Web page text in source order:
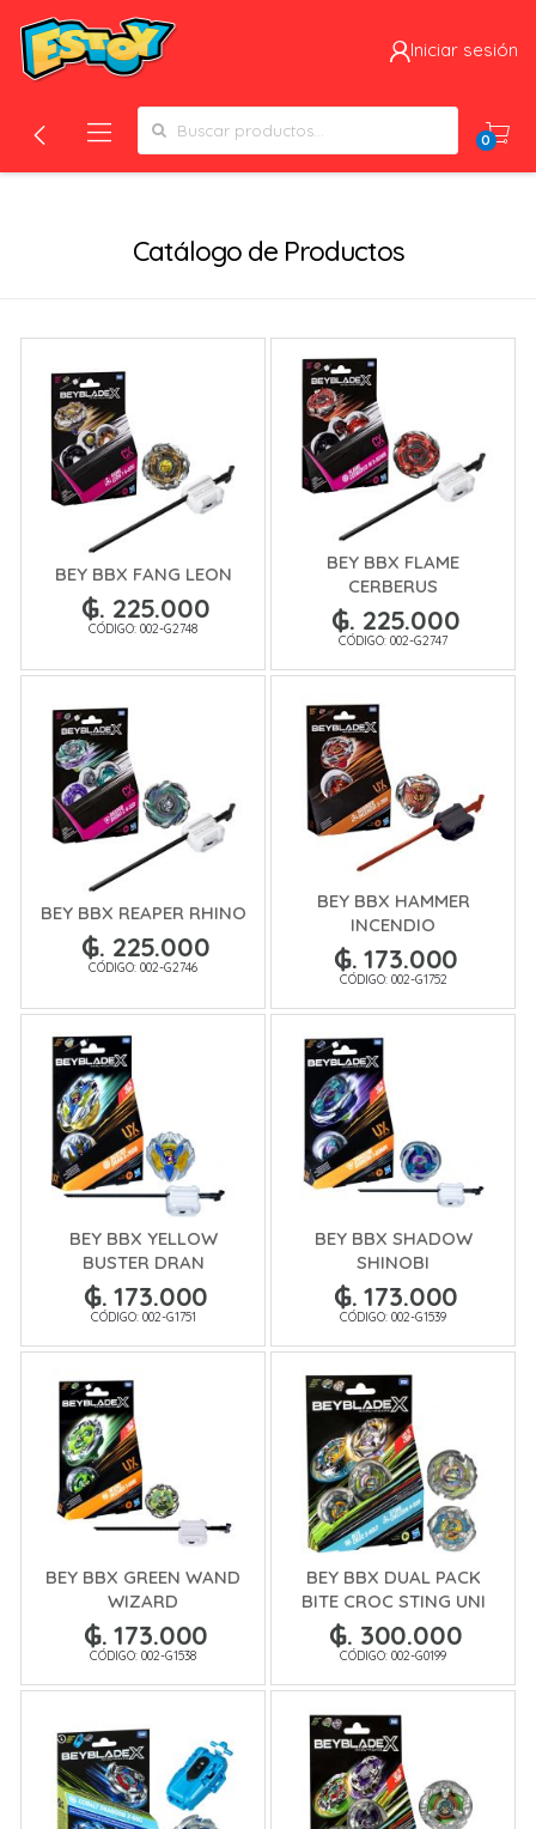
Iniciar sesión
Search for:
0
Catálogo de Productos
BEY BBX FANG LEON
₲. 225.000
CÓDIGO: 002-G2748
BEY BBX FLAME
CERBERUS
₲. 225.000
CÓDIGO: 002-G2747
BEY BBX REAPER RHINO
₲. 225.000
CÓDIGO: 002-G2746
BEY BBX HAMMER
INCENDIO
₲. 173.000
CÓDIGO: 002-G1752
BEY BBX YELLOW
BUSTER DRAN
₲. 173.000
CÓDIGO: 002-G1751
BEY BBX SHADOW
SHINOBI
₲. 173.000
CÓDIGO: 002-G1539
BEY BBX GREEN WAND
WIZARD
₲. 173.000
CÓDIGO: 002-G1538
BEY BBX DUAL PACK
BITE CROC STING UNI
₲. 300.000
CÓDIGO: 002-G0199